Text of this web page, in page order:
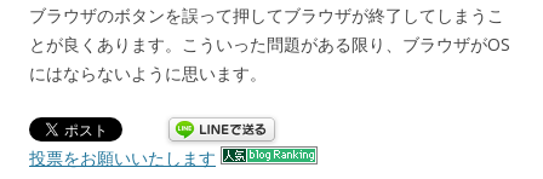
ブラウザのボタンを誤って押してブラウザが終了してしまうこ
とが良くあります。こういった問題がある限り、ブラウザがOS
にはならないように思います。
投票をお願いいたします